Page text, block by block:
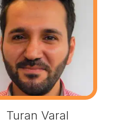
Turan Varal